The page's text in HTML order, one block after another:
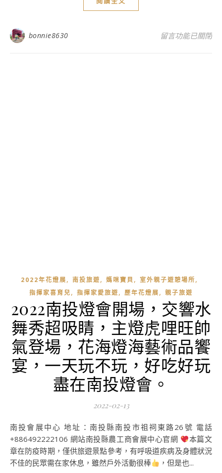
bonnie8630 在〈2022年台南
留言功能已關閉
2022年花燈展, 南投旅遊, 媽咪寶貝, 室外親子遊憩場所,
指揮家喜育兒, 指揮家愛旅遊, 歷年花燈展, 親子旅遊
2022南投燈會開場，交響水
舞秀超吸睛，主燈虎哩旺帥
氣登場，花海燈海藝術品饗
宴，一天玩不玩，好吃好玩
盡在南投燈會。
2022-02-13
南投會展中心 地址：南投縣南投市祖祠東路26號 電話
+886492222106 網站南投縣農工商會展中心官網
本篇文
章在防疫時期，僅供旅遊景點參考，有呼吸道疾病及身體狀況
不佳的民眾需在家休息，雖然戶外活動很棒
，但是也...